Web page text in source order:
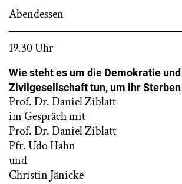
Abendessen
19.30 Uhr
Wie steht es um die Demokratie
Zivilgesellschaft tun, um ihr
Prof. Dr. Daniel Ziblatt
im Gespräch mit
Prof. Dr. Daniel Ziblatt
Pfr. Udo Hahn
und
Christin Jänicke